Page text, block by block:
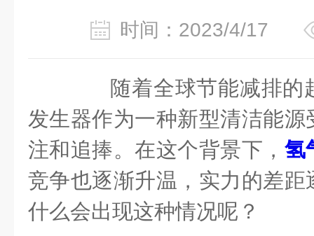
时间：2023/4/17
随着全球节能减排的
发生器作为一种新型清洁能
注和追捧。在这个背景下， 氢
竞争也逐渐升温，实力的差
什么会出现这种情况呢？